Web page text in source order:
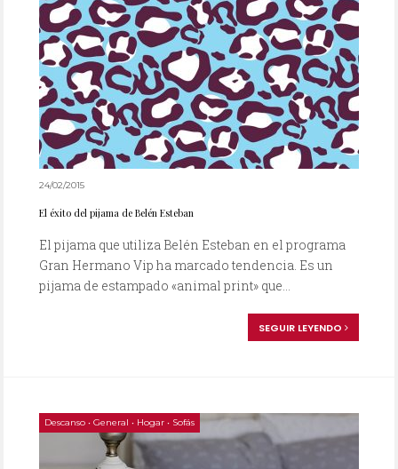
24/02/2015
El éxito del pijama de Belén Esteban
El pijama que utiliza Belén Esteban en el programa
Gran Hermano Vip ha marcado tendencia. Es un
pijama de estampado «animal print» que...
SEGUIR LEYENDO
Descanso • General • Hogar • Sofás